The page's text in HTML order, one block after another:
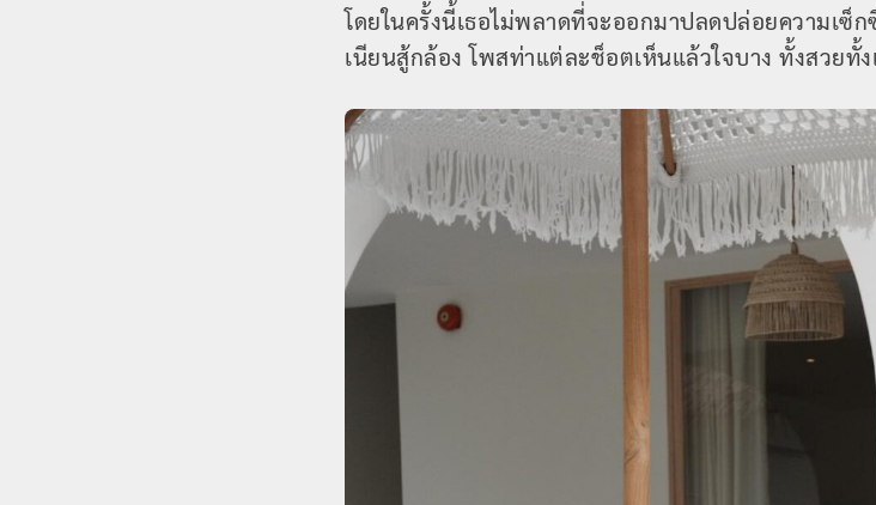
โดยในครั้งนี้เธอไม่พลาดที่จะออกมาปลดปล่อยความเ
เนียนสู้กล้อง โพสท่าแต่ละช็อตเห็นแล้วใจบาง ทั้งสวยทั้